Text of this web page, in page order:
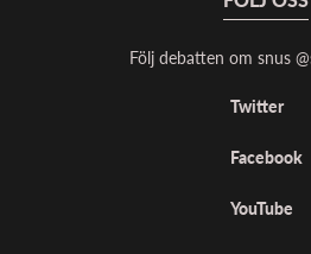
Följ debatten om snus
Twitter
Facebook
YouTube